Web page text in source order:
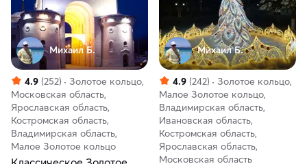
Михаил Б.
4.9 (252)
Золотое кольцо,
Московская область,
Ярославская область,
Костромская область,
Владимирская область,
Малое Золотое кольцо
Михаил Б.
4.9 (242)
Золотое кольцо,
Малое Золотое кольцо,
Владимирская область,
Ивановская область,
Костромская область,
Ярославская область,
Московская область